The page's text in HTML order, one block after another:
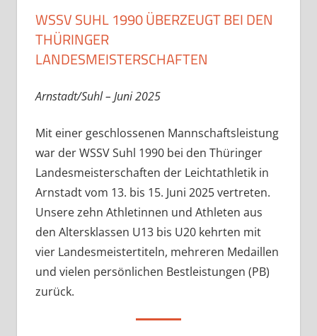
WSSV SUHL 1990 ÜBERZEUGT BEI DEN
THÜRINGER
LANDESMEISTERSCHAFTEN
Arnstadt/Suhl – Juni 2025
Mit einer geschlossenen Mannschaftsleistung
war der WSSV Suhl 1990 bei den Thüringer
Landesmeisterschaften der Leichtathletik in
Arnstadt vom 13. bis 15. Juni 2025 vertreten.
Unsere zehn Athletinnen und Athleten aus
den Altersklassen U13 bis U20 kehrten mit
vier Landesmeistertiteln, mehreren Medaillen
und vielen persönlichen Bestleistungen (PB)
zurück.